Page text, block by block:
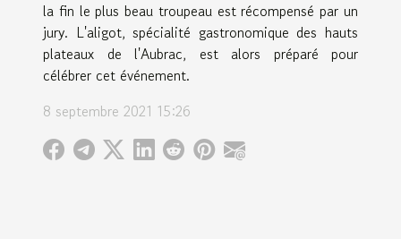
la fin le plus beau troupeau est récompensé par un
jury. L'aligot, spécialité gastronomique des hauts
plateaux de l'Aubrac, est alors préparé pour
célébrer cet événement.
8 septembre 2021 15:26